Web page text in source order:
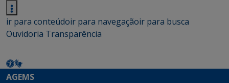
ir para conteúdoir para navegaçãoir para busca
Ouvidoria Transparência
AGEMS